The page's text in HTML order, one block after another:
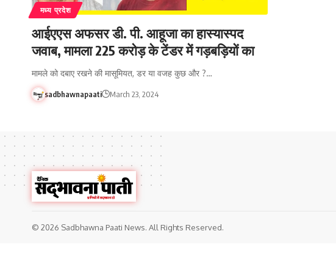
मध्य प्रदेश
आईएएस अफसर डी. पी. आहूजा का हास्यास्पद
जवाब, मामला 225 करोड़ के टेंडर में गड़बड़ियों का
मामले को दबाए रखने की मासूमियत, डर या वजह कुछ और ?…
sadbhawnapaati March 23, 2024
© 2026 Sadbhawna Paati News. All Rights Reserved.